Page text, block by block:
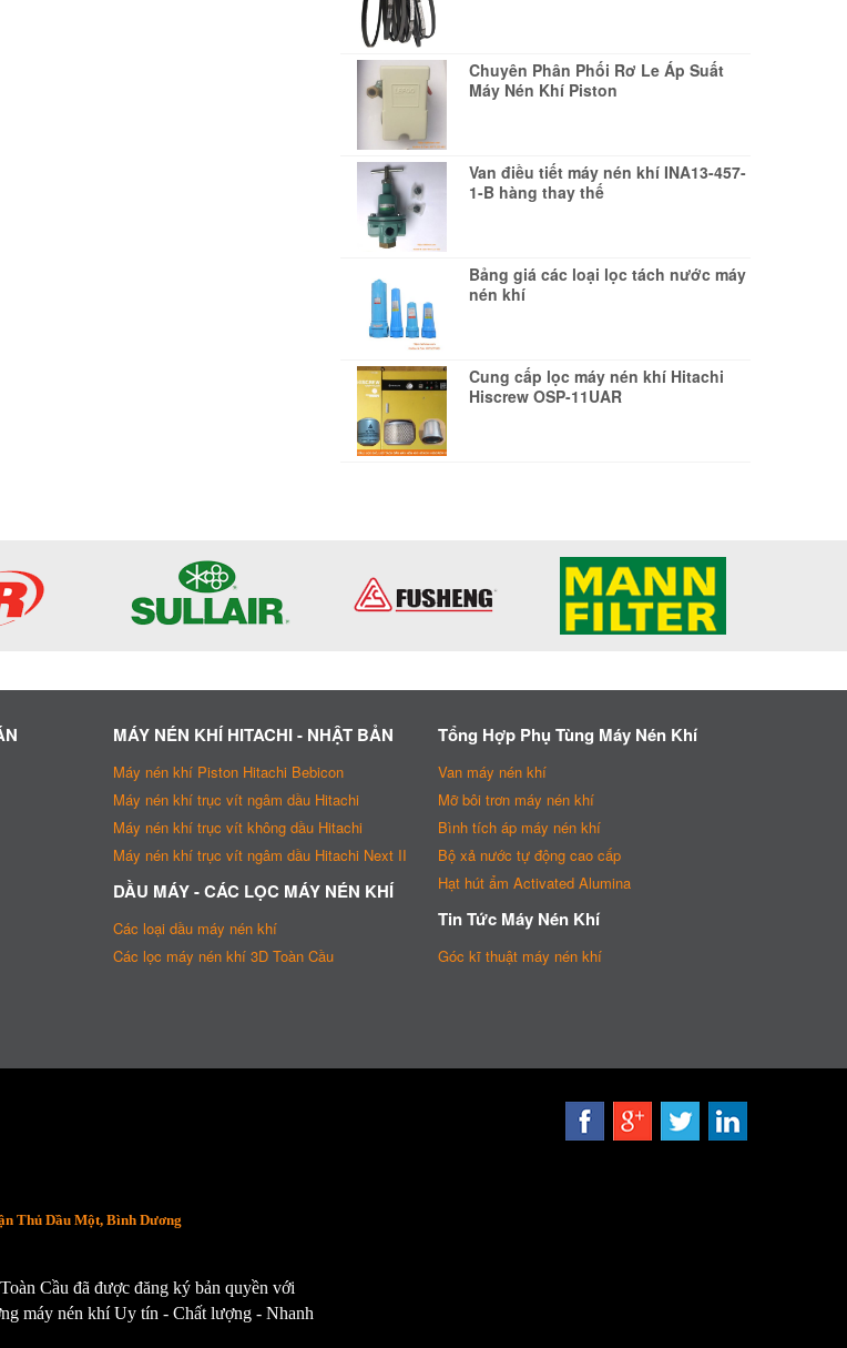
Chuyên Phân Phối Rơ Le Áp Suất
Máy Nén Khí Piston
Van điều tiết máy nén khí INA13-457-
1-B hàng thay thế
Bảng giá các loại lọc tách nước máy
nén khí
Cung cấp lọc máy nén khí Hitachi
Hiscrew OSP-11UAR
MÁY NÉN KHÍ HITACHI - NHẬT BẢN
Máy nén khí Piston Hitachi Bebicon
Máy nén khí trục vít ngâm dầu Hitachi
Máy nén khí trục vít không dầu Hitachi
Máy nén khí trục vít ngâm dầu Hitachi Next II
DẦU MÁY - CÁC LỌC MÁY NÉN KHÍ
Các loại dầu máy nén khí
Các lọc máy nén khí 3D Toàn Cầu
Tổng Hợp Phụ Tùng Máy Nén Khí
Van máy nén khí
Mỡ bôi trơn máy nén khí
Bình tích áp máy nén khí
Bộ xả nước tự động cao cấp
Hạt hút ẩm Activated Alumina
Tin Tức Máy Nén Khí
Góc kĩ thuật máy nén khí
Thủ Dầu Một, Bình Dương
Cầu đã được đăng ký bản quyền với
máy nén khí Uy tín - Chất lượng - Nhanh